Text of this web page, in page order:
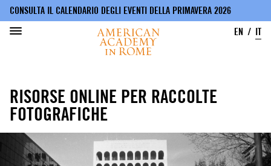
contenuto
principale
CONSULTA IL CALENDARIO DEGLI EVENTI DELLA PRIMAVERA 2026
EN
IT
RISORSE ONLINE PER RACCOLTE
FOTOGRAFICHE